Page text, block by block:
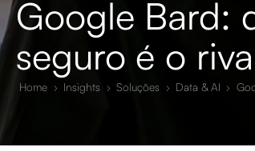
Google Bard:
seguro é o
Home › Insights › Soluções › Data & AI ›